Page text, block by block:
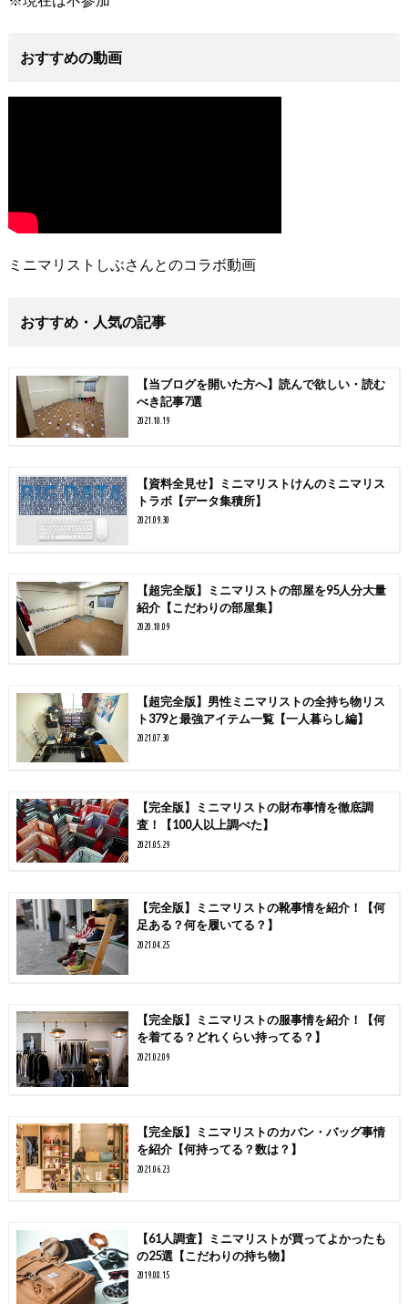
おすすめの動画
ミニマリストしぶさんとのコラボ動画
おすすめ・人気の記事
【当ブログを開いた方へ】読んで欲しい・読む
べき記事7選
2021.10.19
【資料全見せ】ミニマリストけんのミニマリス
トラボ【データ集積所】
2021.09.30
【超完全版】ミニマリストの部屋を95人分大量
紹介【こだわりの部屋集】
2020.10.09
【超完全版】男性ミニマリストの全持ち物リス
ト379と最強アイテム一覧【一人暮らし編】
2021.07.30
【完全版】ミニマリストの財布事情を徹底調
査！【100人以上調べた】
2021.05.29
【完全版】ミニマリストの靴事情を紹介！【何
足ある？何を履いてる？】
2021.04.25
【完全版】ミニマリストの服事情を紹介！【何
を着てる？どれくらい持ってる？】
2021.02.09
【完全版】ミニマリストのカバン・バッグ事情
を紹介【何持ってる？数は？】
2021.06.23
【61人調査】ミニマリストが買ってよかったも
の25選【こだわりの持ち物】
2019.08.15